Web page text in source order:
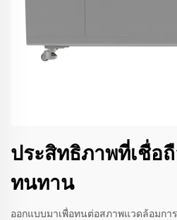
ประสิทธิภาพที่เชื่อ
ทนทาน
ออกแบบมาเพื่อทนต่อสภาพแวดล้อมกา